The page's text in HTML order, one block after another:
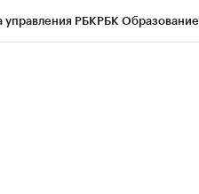
управления РБКРБК Образование